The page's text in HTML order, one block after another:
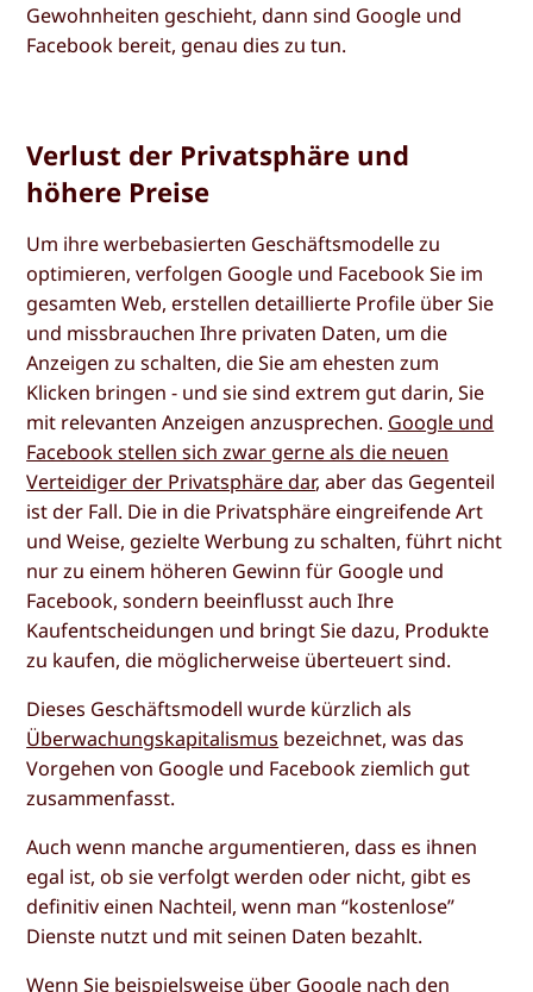
Gewohnheiten geschieht, dann sind Google und
Facebook bereit, genau dies zu tun.
Verlust der Privatsphäre und
höhere Preise
Um ihre werbebasierten Geschäftsmodelle zu
optimieren, verfolgen Google und Facebook Sie im
gesamten Web, erstellen detaillierte Profile über Sie
und missbrauchen Ihre privaten Daten, um die
Anzeigen zu schalten, die Sie am ehesten zum
Klicken bringen - und sie sind extrem gut darin, Sie
mit relevanten Anzeigen anzusprechen. Google und
Facebook stellen sich zwar gerne als die neuen
Verteidiger der Privatsphäre dar, aber das Gegenteil
ist der Fall. Die in die Privatsphäre eingreifende Art
und Weise, gezielte Werbung zu schalten, führt nicht
nur zu einem höheren Gewinn für Google und
Facebook, sondern beeinflusst auch Ihre
Kaufentscheidungen und bringt Sie dazu, Produkte
zu kaufen, die möglicherweise überteuert sind.
Dieses Geschäftsmodell wurde kürzlich als
Überwachungskapitalismus bezeichnet, was das
Vorgehen von Google und Facebook ziemlich gut
zusammenfasst.
Auch wenn manche argumentieren, dass es ihnen
egal ist, ob sie verfolgt werden oder nicht, gibt es
definitiv einen Nachteil, wenn man “kostenlose”
Dienste nutzt und mit seinen Daten bezahlt.
Wenn Sie beispielsweise über Google nach den